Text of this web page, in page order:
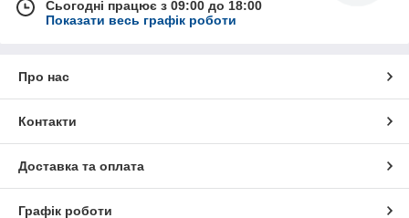
Сьогодні працює з 09:00 до 18:00
Показати весь графік роботи
Про нас
Контакти
Доставка та оплата
Графік роботи